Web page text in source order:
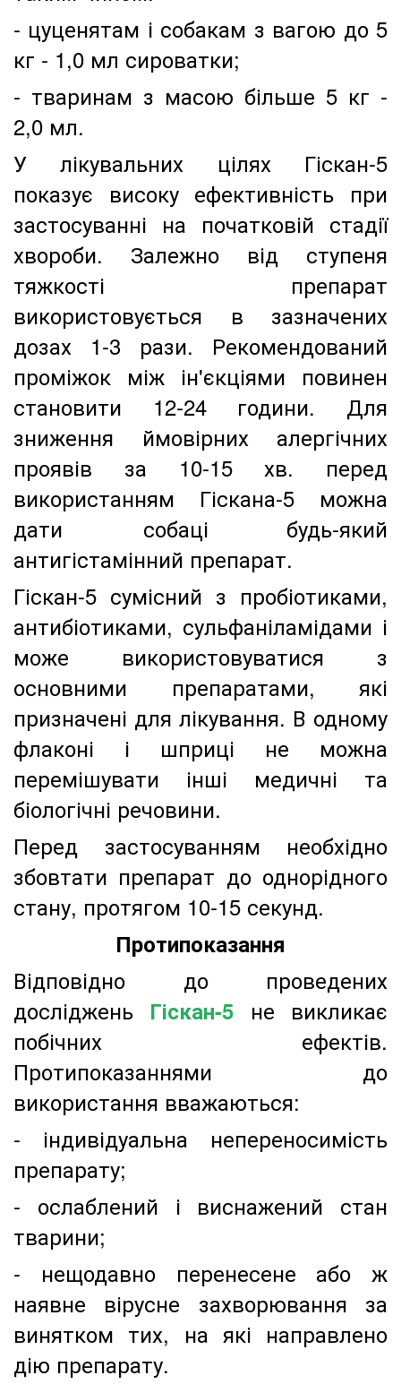
- цуценятам і собакам з вагою до 5
кг - 1,0 мл сироватки;
- тваринам з масою більше 5 кг -
2,0 мл.
У лікувальних цілях Гіскан-5
показує високу ефективність при
застосуванні на початковій стадії
хвороби. Залежно від ступеня
тяжкості препарат
використовується в зазначених
дозах 1-3 рази. Рекомендований
проміжок між ін'єкціями повинен
становити 12-24 години. Для
зниження ймовірних алергічних
проявів за 10-15 хв. перед
використанням Гіскана-5 можна
дати собаці
будь-який
антигістамінний препарат.
Гіскан-5 сумісний з пробіотиками,
антибіотиками, сульфаніламідами і
може використовуватися з
основними препаратами, які
призначені для лікування. В одному
флаконі і шприці не можна
перемішувати інші медичні та
біологічні речовини.
Перед застосуванням необхідно
збовтати препарат до однорідного
стану, протягом 10-15 секунд.
Протипоказання
Відповідно до проведених
досліджень Гіскан-5 не викликає
побічних ефектів.
Протипоказаннями до
використання вважаються:
- індивідуальна непереносимість
препарату;
- ослаблений і виснажений стан
тварини;
- нещодавно перенесене або ж
наявне вірусне захворювання за
винятком тих, на які направлено
дію препарату.